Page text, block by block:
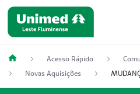
Acesso Rápido
Novas Aquisições